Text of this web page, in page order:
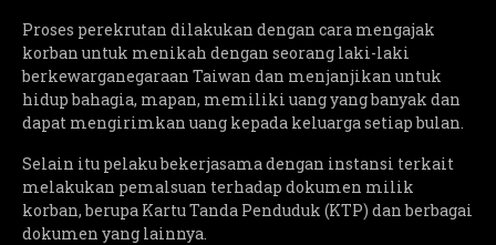
Proses perekrutan dilakukan dengan cara mengajak
korban untuk menikah dengan seorang laki-laki
berkewarganegaraan Taiwan dan menjanjikan untuk
hidup bahagia, mapan, memiliki uang yang banyak dan
dapat mengirimkan uang kepada keluarga setiap bulan.
Selain itu pelaku bekerjasama dengan instansi terkait
melakukan pemalsuan terhadap dokumen milik
korban, berupa Kartu Tanda Penduduk (KTP) dan berbagai
dokumen yang lainnya.